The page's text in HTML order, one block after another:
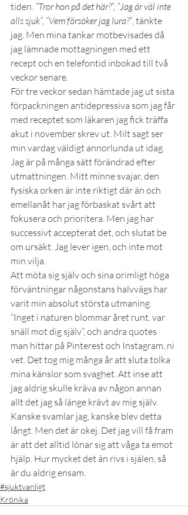
tiden. ”Tror hon på det här?”, ”Jag är väl inte
alls sjuk”, ”Vem försöker jag lura?”, tänkte
jag. Men mina tankar motbevisades då
jag lämnade mottagningen med ett
recept och en telefontid inbokad till två
veckor senare.
För tre veckor sedan hämtade jag ut sista
förpackningen antidepressiva som jag får
med receptet som läkaren jag fick träffa
akut i november skrev ut. Milt sagt ser
min vardag väldigt annorlunda ut idag.
Jag är på många sätt förändrad efter
utmattningen. Mitt minne svajar, den
fysiska orken är inte riktigt där än och
emellanåt har jag förbaskat svårt att
fokusera och prioritera. Men jag har
successivt accepterat det, och slutat be
om ursäkt. Jag lever igen, och inte mot
min vilja.
Att möta sig själv och sina orimligt höga
förväntningar någonstans halvvägs har
varit min absolut största utmaning.
”Inget i naturen blommar året runt, var
snäll mot dig själv”, och andra quotes
man hittar på Pinterest och Instagram, ni
vet. Det tog mig många år att sluta tolka
mina känslor som svaghet. Att inse att
jag aldrig skulle kräva av någon annan
allt det jag så länge krävt av mig själv.
Kanske svamlar jag, kanske blev detta
långt. Men det är okej. Det jag vill få fram
är att det alltid lönar sig att våga ta emot
hjälp. Hur mycket det än rivs i själen, så
är du aldrig ensam.
#sjuktvanligt
Krönika